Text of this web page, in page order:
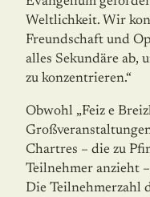
Weltlichkeit. Wir
Freundschaft und
alles Sekundäre ab,
zu konzentrieren.“
Obwohl „Feiz e
Char­tres – die zu
Teilnehmer anzieht
Die Teilnehmerzahl